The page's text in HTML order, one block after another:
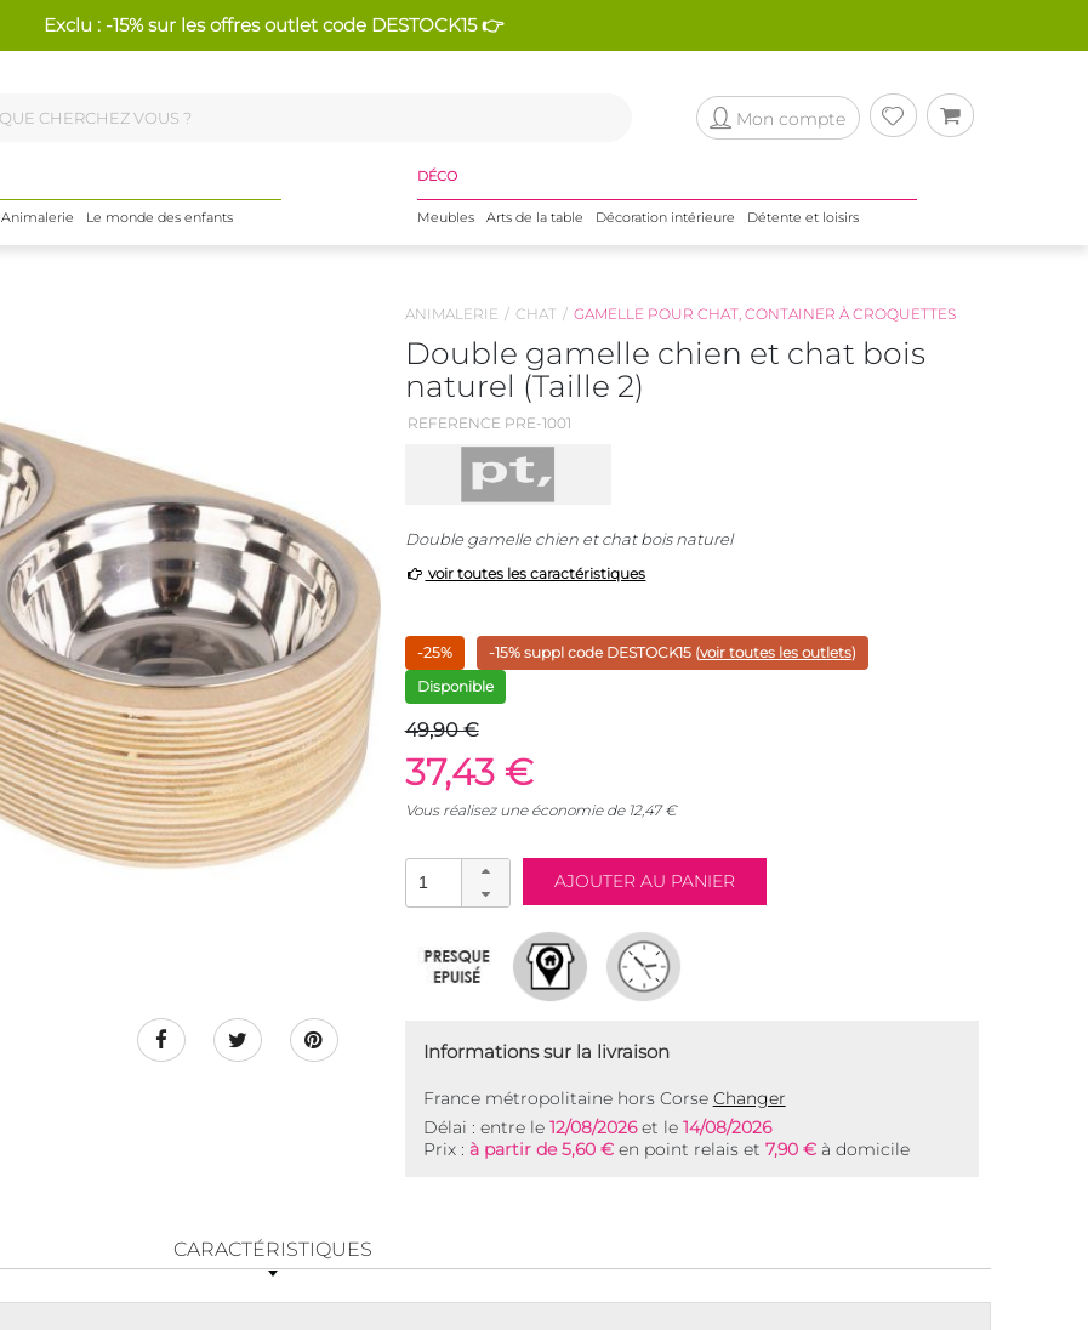
Exclu : -15% sur les offres outlet code DESTOCK15 👉
Mon compte
Animalerie Le monde des enfants
DÉCO
Meubles Arts de la table Décoration intérieure Détente et loisirs
ANIMALERIE CHAT GAMELLE POUR CHAT, CONTAINER À CROQUETTES
Double gamelle chien et chat bois
naturel (Taille 2)
REFERENCE PRE-1001
Double gamelle chien et chat bois naturel
voir toutes les caractéristiques
-25% -15% suppl code DESTOCK15(voir toutes les outlets)
Disponible
49,90 €
37,43 €
Vous réalisez une économie de 12,47€
Informations sur la livraison
France métropolitaine hors Corse Changer
Délai : entre le 12/08/2026et le 14/08/2026
Prix : à partir de 5,60 € en point relais et 7,90 €à domicile
CARACTÉRISTIQUES